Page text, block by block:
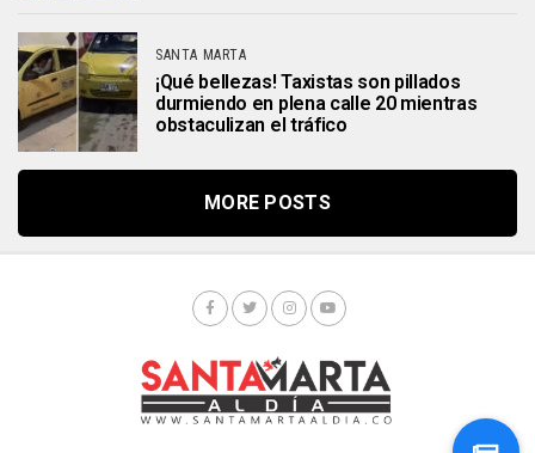
SANTA MARTA
¡Qué bellezas! Taxistas son pillados
durmiendo en plena calle 20 mientras
obstaculizan el tráfico
MORE POSTS